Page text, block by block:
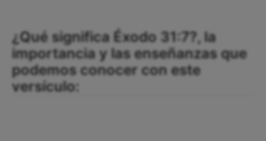
¿Qué significa Éxodo 31:7?, la
importancia y las enseñanzas que
podemos conocer con este
versículo: